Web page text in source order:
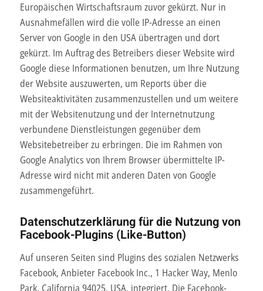
Europäischen Wirtschaftsraum zuvor gekürzt. Nur in
Ausnahmefällen wird die volle IP-Adresse an einen
Server von Google in den USA übertragen und dort
gekürzt. Im Auftrag des Betreibers dieser Website wird
Google diese Informationen benutzen, um Ihre Nutzung
der Website auszuwerten, um Reports über die
Websiteaktivitäten zusammenzustellen und um weitere
mit der Websitenutzung und der Internetnutzung
verbundene Dienstleistungen gegenüber dem
Websitebetreiber zu erbringen. Die im Rahmen von
Google Analytics von Ihrem Browser übermittelte IP-
Adresse wird nicht mit anderen Daten von Google
zusammengeführt.
Datenschutzerklärung für die Nutzung von
Facebook-Plugins (Like-Button)
Auf unseren Seiten sind Plugins des sozialen Netzwerks
Facebook, Anbieter Facebook Inc., 1 Hacker Way, Menlo
Park, California 94025, USA, integriert. Die Facebook-